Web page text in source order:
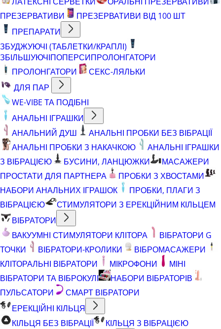
ПРЕЗЕРВАТИВИ
ПРЕЗЕРВАТИВИ ВІД 100 ШТ
ПРЕПАРАТИ
ЗБУДЖУЮЧІ (ТАБЛЕТКИ/КРАПЛІ)
ЗБІЛЬШУЮЧІПОПЕРСИПРОЛОНГАТОРИ
ПРОЛОНГАТОРИ
СЕКС-ЛЯЛЬКИ
ДЛЯ ПАР
WE-VIBE ТА ПОДІБНІ
АНАЛЬНІ ІГРАШКИ
АНАЛЬНИЙ ДУШ
АНАЛЬНІ ПРОБКИ БЕЗ ВІБРАЦІЇ
АНАЛЬНІ ПРОБКИ З НАКАЧКОЮ
АНАЛЬНІ ІГРАШКИ
З ВІБРАЦІЄЮ
БУСИНИ, ЛАНЦЮЖКИ
МАСАЖЕРИ
ПРОСТАТИ ДЛЯ ПАРТНЕРА
ПРОБКИ З ХВОСТАМИ
НАБОРИ АНАЛЬНИХ ІГРАШОК
ПРОБКИ, ПЛАГИ З
ВІБРАЦІЄЮ
СТИМУЛЯТОРИ З ЕРЕКЦІЙНИМ КІЛЬЦЕМ
ВІБРАТОРИ
ВАКУУМНІ СТИМУЛЯТОРИ КЛІТОРА
ВІБРАТОРИ G
ТОЧКИ
ВІБРАТОРИ-КРОЛИКИ
ВІБРОМАСАЖЕРИ
КЛІТОРАЛЬНІ ВІБРАТОРИ
МІКРОФОНИ
МІНІ
ВІБРАТОРИ ТА ВІБРОКУЛІ
НАБОРИ ВІБРАТОРІВ
ПУЛЬСАТОРИ
СМАРТ ВІБРАТОРИ
ЕРЕКЦІЙНІ КІЛЬЦЯ
КІЛЬЦЯ БЕЗ ВІБРАЦІЇ
КІЛЬЦЯ З ВІБРАЦІЄЮ